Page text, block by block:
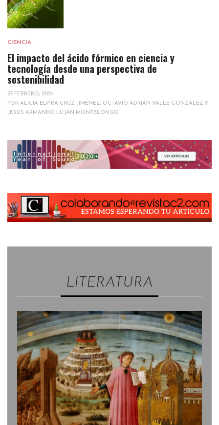
CIENCIA
El impacto del ácido fórmico en ciencia y
tecnología desde una perspectiva de
sostenibilidad
27 FEBRERO, 2024
POR ALICIA ELVIRA CRUZ JIMÉNEZ, OCTAVIO ADRIÁN VALLE GONZÁLEZ Y
JESÚS ARMANDO LUJÁN MONTELONGO
LITERATURA